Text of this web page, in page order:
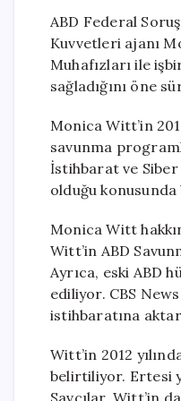
ABD Federal
Kuvvetleri ajanı
Muhafızları ile
sağladığını öne
Monica Witt’in
savunma
İstihbarat ve
olduğu
Monica Witt
Witt’in ABD
Ayrıca, eski ABD
ediliyor. CBS
istihbaratına
Witt’in 2012
belirtiliyor. Ertesi
Savcılar, Witt’in